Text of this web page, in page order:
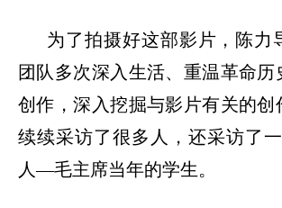
为了拍摄好这部影片，陈力
团队多次深入生活、重温革命历
创作，深入挖掘与影片有关的创
续续采访了很多人，还采访了
人—毛主席当年的学生。